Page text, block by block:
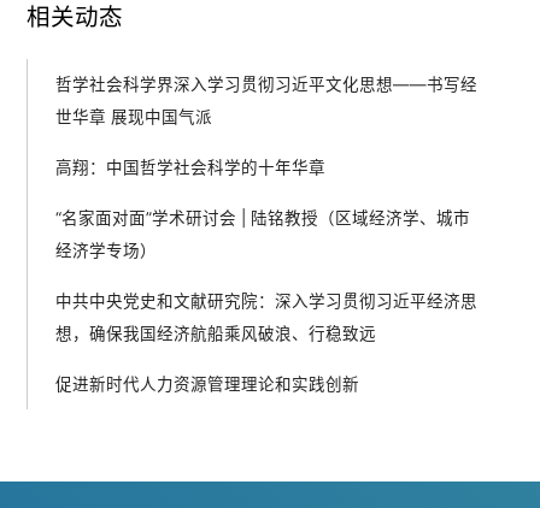
相关动态
哲学社会科学界深入学习贯彻习近平文化思想——书写经
世华章 展现中国气派
高翔：中国哲学社会科学的十年华章
“名家面对面”学术研讨会 | 陆铭教授（区域经济学、城市
经济学专场）
中共中央党史和文献研究院：深入学习贯彻习近平经济思
想，确保我国经济航船乘风破浪、行稳致远
促进新时代人力资源管理理论和实践创新